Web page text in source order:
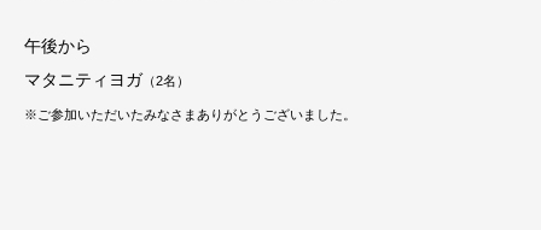
午後から
マタニティヨガ （2名）
※ご参加いただいたみなさまありがとうございました。